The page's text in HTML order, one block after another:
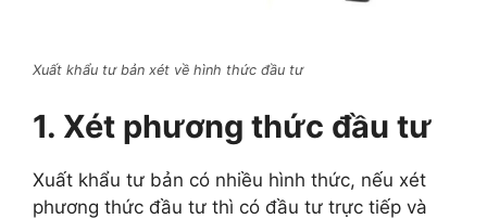
Xuất khẩu tư bản xét về hình thức đầu tư
1. Xét phương thức đầu tư
Xuất khẩu tư bản có nhiều hình thức, nếu xét
phương thức đầu tư thì có đầu tư trực tiếp và